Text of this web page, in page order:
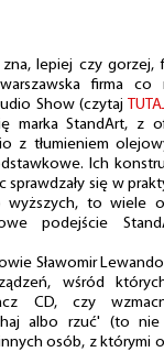
lepiej czy gorzej,
firma co
Show (czytaj
marka StandArt, z
z tłumieniem
Ich
się w
wyższych, to wiele
podejście
Sławomir
wśród
CD, czy
albo rzuć' (to
osób, z którymi